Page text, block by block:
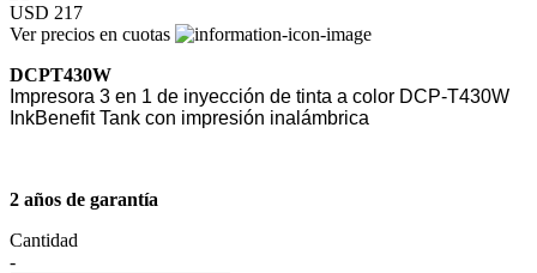
USD 217
Ver precios en cuotas
DCPT430W
Impresora 3 en 1 de inyección de tinta a color DCP-T430W
InkBenefit Tank con impresión inalámbrica
2 años de garantía
Cantidad
-